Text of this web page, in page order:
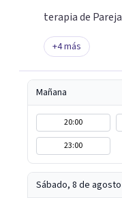
terapia de Pareja
+4más
Mañana
20:00
23:00
Sábado, 8 de agosto